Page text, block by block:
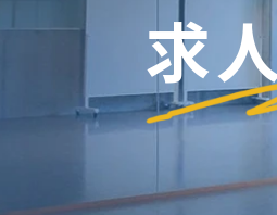
求